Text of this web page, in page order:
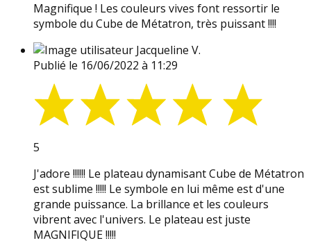
Magnifique ! Les couleurs vives font ressortir le
symbole du Cube de Métatron, très puissant !!!!
Jacqueline V.
Publié le 16/06/2022 à 11:29
5
J'adore !!!!!! Le plateau dynamisant Cube de Métatron
est sublime !!!!! Le symbole en lui même est d'une
grande puissance. La brillance et les couleurs
vibrent avec l'univers. Le plateau est juste
MAGNIFIQUE !!!!!